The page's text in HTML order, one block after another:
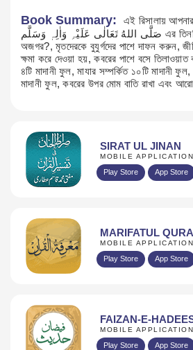
Book Summary:
এই রিসালায়
صَلَّی اللهُ تَعَالٰی عَلَیْہِ وَاٰلِہٖ وَسَلَّم এর তিনটি বাণী, গোলাপ ফুল না
অজগর?, মৃতদেরকে বুযুর্গদের পাশে দাফন করুন,
ক্ষমা করে দেওয়া হয়, কবরের পাশে বসে তিলাওয়াত
৪টি মাদানী ফুল, মাযার সম্পর্কিত ১০টি মাদানী
মাদানী ফুল, কবরের উপর মোম বাতি রাখা এবং
SIRAT UL JINAN
MOBILE APPLICATION
Play Store App Store
MARIFATUL
MOBILE APPLICATION
Play Store App Store
FAIZAN-E-
MOBILE APPLICATION
Play Store App Store